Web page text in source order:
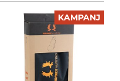
KAMPANJ